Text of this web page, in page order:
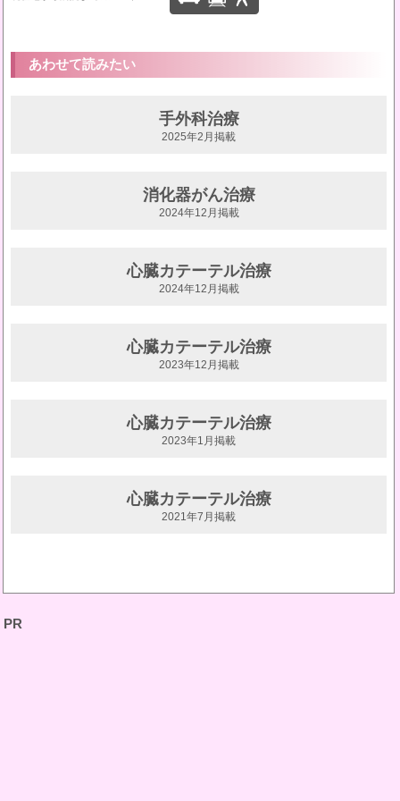
あわせて読みたい
手外科治療
2025年2月掲載
消化器がん治療
2024年12月掲載
心臓カテーテル治療
2024年12月掲載
心臓カテーテル治療
2023年12月掲載
心臓カテーテル治療
2023年1月掲載
心臓カテーテル治療
2021年7月掲載
PR